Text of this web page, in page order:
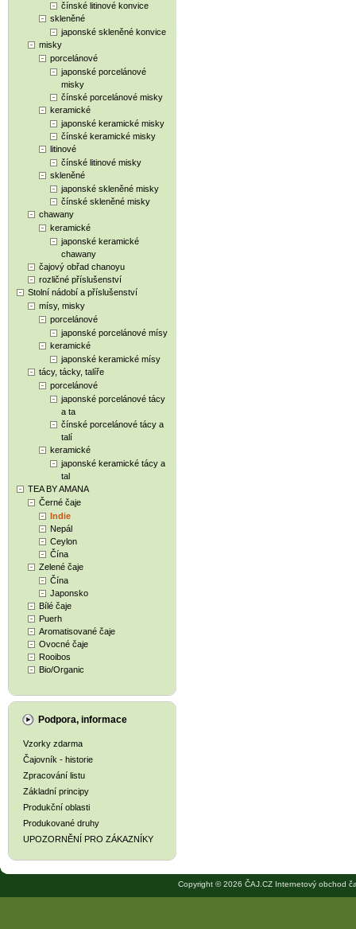
čínské litinové konvice
skleněné
japonské skleněné konvice
misky
porcelánové
japonské porcelánové
misky
čínské porcelánové misky
keramické
japonské keramické misky
čínské keramické misky
litinové
čínské litinové misky
skleněné
japonské skleněné misky
čínské skleněné misky
chawany
keramické
japonské keramické
chawany
čajový obřad chanoyu
rozličné příslušenství
Stolní nádobí a příslušenství
mísy, misky
porcelánové
japonské porcelánové mísy
keramické
japonské keramické mísy
tácy, tácky, talíře
porcelánové
japonské porcelánové tácy
a ta
čínské porcelánové tácy a
talí
keramické
japonské keramické tácy a
tal
TEA BY AMANA
Černé čaje
Indie
Nepál
Ceylon
Čína
Zelené čaje
Čína
Japonsko
Bílé čaje
Puerh
Aromatisované čaje
Ovocné čaje
Rooibos
Bio/Organic
Podpora, informace
Vzorky zdarma
Čajovník - historie
Zpracování listu
Základní principy
Produkční oblasti
Produkované druhy
UPOZORNĚNÍ PRO ZÁKAZNÍKY
Copyright © 2026 ČAJ.CZ Internetový obchod